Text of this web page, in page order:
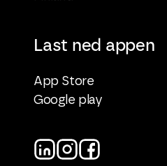
Last ned appen
App Store
Google play